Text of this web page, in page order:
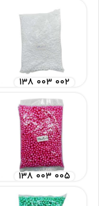
۱۳۸ ۰۰۳ ۰۰۲
۱۳۸ ۰۰۳ ۰۰۵